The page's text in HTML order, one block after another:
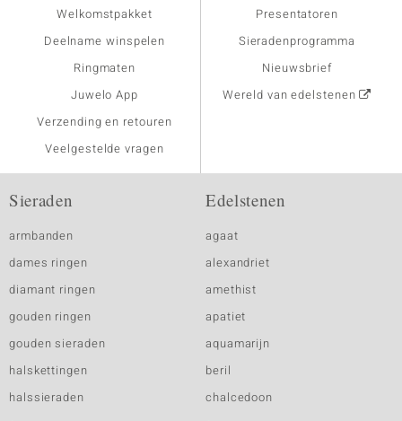
Welkomstpakket
Deelname winspelen
Ringmaten
Juwelo App
Verzending en retouren
Veelgestelde vragen
Presentatoren
Sieradenprogramma
Nieuwsbrief
Wereld van edelstenen
Sieraden
armbanden
dames ringen
diamant ringen
gouden ringen
gouden sieraden
halskettingen
halssieraden
Edelstenen
agaat
alexandriet
amethist
apatiet
aquamarijn
beril
chalcedoon